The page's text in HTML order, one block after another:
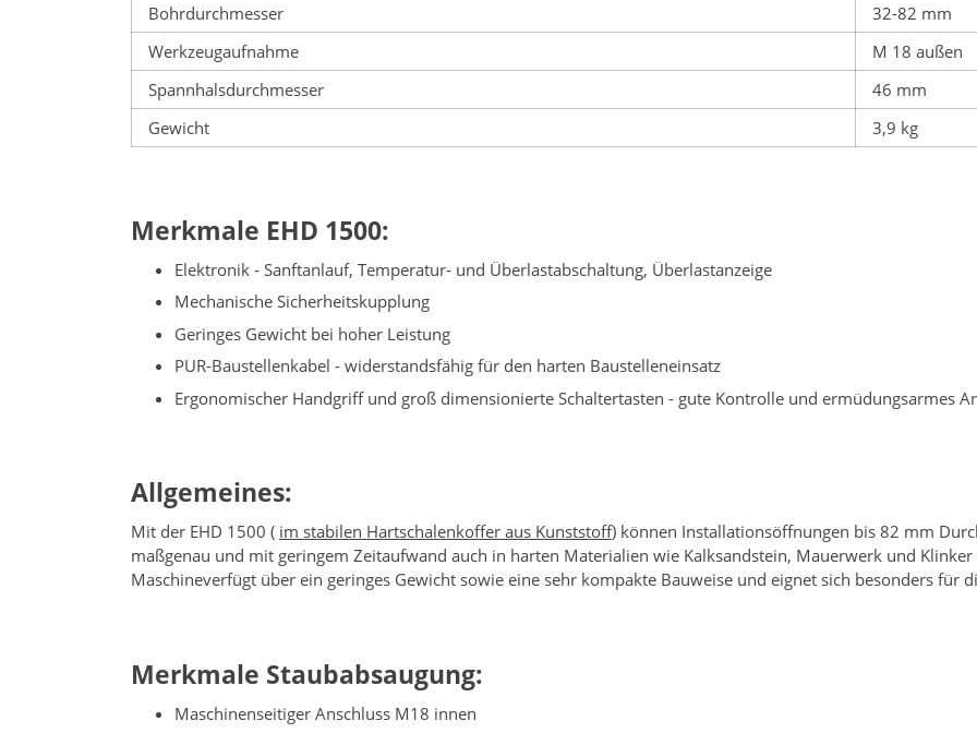
Bohrdurchmesser
32-82 mm
Werkzeugaufnahme
M 18 außen
Spannhalsdurchmesser
46 mm
Gewicht
3,9 kg
Merkmale EHD 1500:
Elektronik - Sanftanlauf, Temperatur- und Überlastabschaltung, Überlastanzeige
Mechanische Sicherheitskupplung
Geringes Gewicht bei hoher Leistung
PUR-Baustellenkabel - widerstandsfähig für den harten Baustelleneinsatz
Ergonomischer Handgriff und groß dimensionierte Schaltertasten - gute Kontrolle und ermüdungsarmes
Allgemeines:
Mit der EHD 1500 ( im stabilen Hartschalenkoffer aus Kunststoff) können Installationsöffnungen bis 82 mm
maßgenau und mit geringem Zeitaufwand auch in harten Materialien wie Kalksandstein, Mauerwerk und
Maschineverfügt über ein geringes Gewicht sowie eine sehr kompakte Bauweise und eignet sich besonders für
Merkmale Staubabsaugung:
Maschinenseitiger Anschluss M18 innen